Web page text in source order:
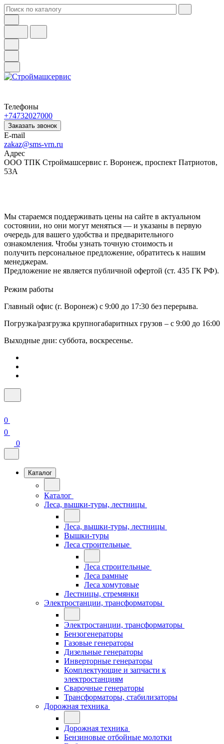
Телефоны
+74732027000
Заказать звонок
E-mail
zakaz@sms-vrn.ru
Адрес
ООО ТПК Строймашсервис г. Воронеж, проспект Патриотов,
53А
Мы стараемся поддерживать цены на сайте в актуальном
состоянии, но они могут меняться — и указаны в первую
очередь для вашего удобства и предварительного
ознакомления. Чтобы узнать точную стоимость и
получить персональное предложение, обратитесь к нашим
менеджерам.
Предложение не является публичной офертой (ст. 435 ГК РФ).
Режим работы
Главный офис (г. Воронеж) с 9:00 до 17:30 без перерыва.
Погрузка/разгрузка крупногабаритных грузов – с 9:00 до 16:00
Выходные дни: суббота, воскресенье.
0
0
0
Каталог
Каталог
Леса, вышки-туры, лестницы
Леса, вышки-туры, лестницы
Вышки-туры
Леса строительные
Леса строительные
Леса рамные
Леса хомутовые
Лестницы, стремянки
Электростанции, трансформаторы
Электростанции, трансформаторы
Бензогенераторы
Газовые генераторы
Дизельные генераторы
Инверторные генераторы
Комплектующие и запчасти к
электростанциям
Сварочные генераторы
Трансформаторы, стабилизаторы
Дорожная техника
Дорожная техника
Бензиновые отбойные молотки